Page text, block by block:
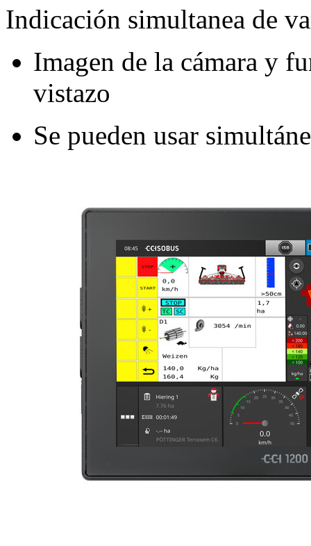
Indicación simultanea de
Imagen de la cámara y
vistazo
Se pueden usar